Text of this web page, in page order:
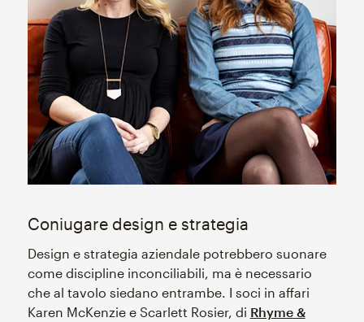
Coniugare design e strategia
Design e strategia aziendale potrebbero suonare
come discipline inconciliabili, ma è necessario
che al tavolo siedano entrambe. I soci in affari
Karen McKenzie e Scarlett Rosier, di Rhyme &